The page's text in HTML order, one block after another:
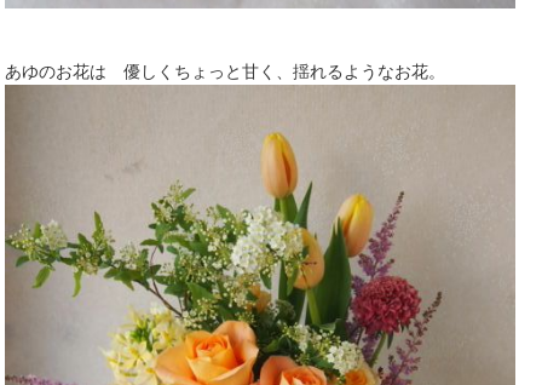
あゆのお花は 優しくちょっと甘く、揺れるようなお花。